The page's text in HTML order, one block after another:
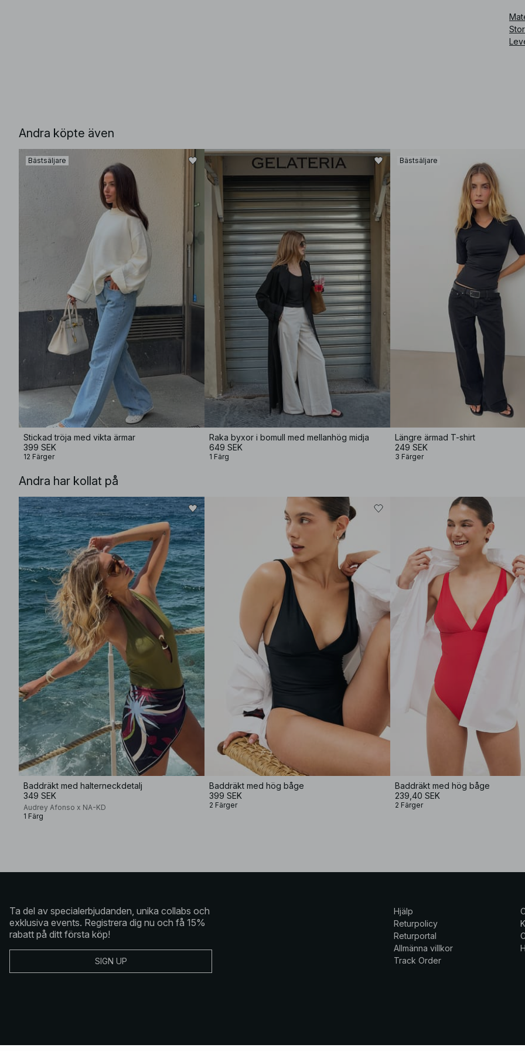
Andra köpte även
Bästsäljare
Stickad tröja med vikta ärmar
399 SEK
12 Färger
Raka byxor i bomull med mellanhög midja
649 SEK
1 Färg
Bästsäljare
Längre ärmad T-shirt
249 SEK
3 Färger
Andra har kollat på
Baddräkt med halterneckdetalj
349 SEK
Audrey Afonso x NA-KD
1 Färg
Baddräkt med hög båge
399 SEK
2 Färger
Baddräkt med hög båge
239,40 SEK
2 Färger
Ta del av specialerbjudanden, unika collabs och
exklusiva events. Registrera dig nu och få 15%
rabatt på ditt första köp!
SIGN UP
Hjälp
Returpolicy
Returportal
Allmänna villkor
Track Order